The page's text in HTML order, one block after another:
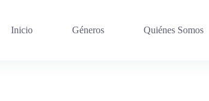
Inicio Géneros Quiénes Somos